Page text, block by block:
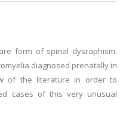
form of spinal dysraphism.
diagnosed prenatally in
of the literature in order to
cases of this very unusual